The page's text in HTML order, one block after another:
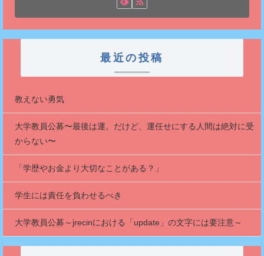
最近の投稿
教えない勇気
大学教員公募〜最後は運。だけど、運任せにする人間は絶対に受
からない〜
「学歴やお金より大切なことがある？」
学生には責任を負わせるべき
大学教員公募～jrecinにおける「update」の文字には要注意～